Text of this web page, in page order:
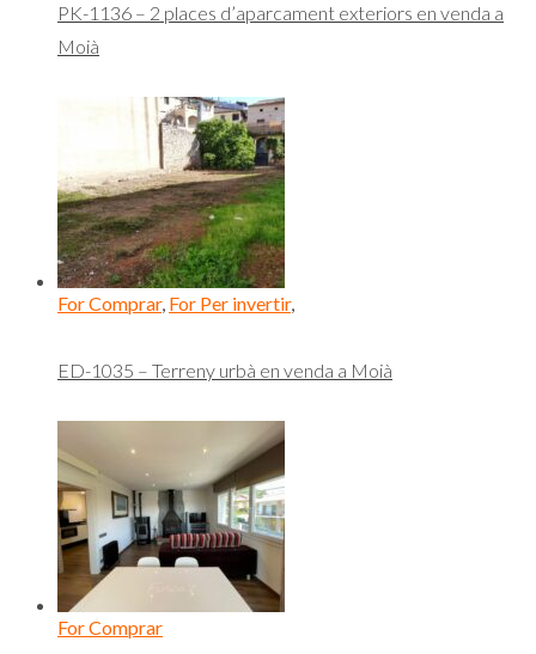
PK-1136 – 2 places d’aparcament exteriors en venda a
Moià
For Comprar, For Per invertir,
ED-1035 – Terreny urbà en venda a Moià
For Comprar